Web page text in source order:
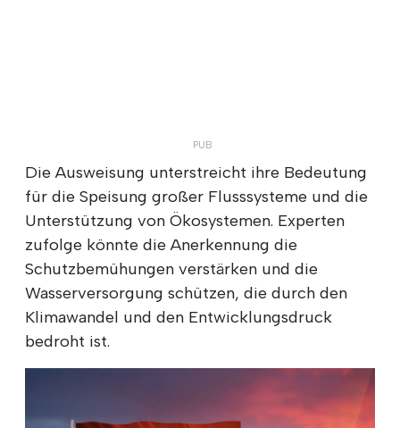
Die Ausweisung unterstreicht ihre Bedeutung
für die Speisung großer Flusssysteme und die
Unterstützung von Ökosystemen. Experten
zufolge könnte die Anerkennung die
Schutzbemühungen verstärken und die
Wasserversorgung schützen, die durch den
Klimawandel und den Entwicklungsdruck
bedroht ist.